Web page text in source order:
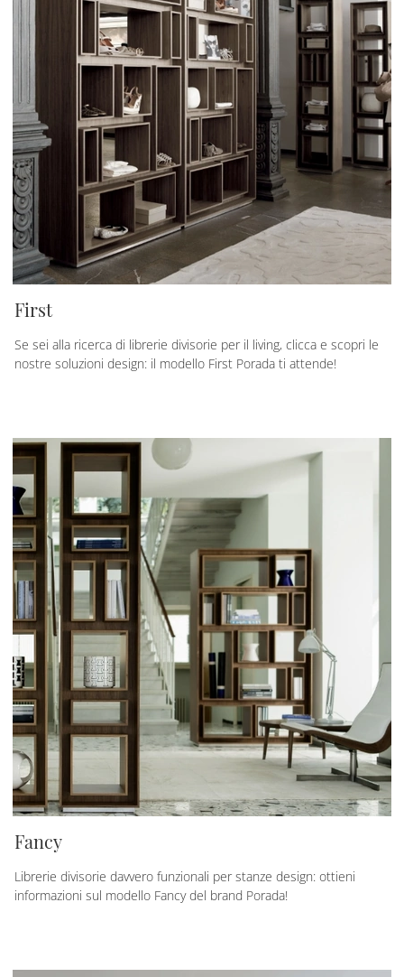
First
Se sei alla ricerca di librerie divisorie per il living, clicca e scopri le
nostre soluzioni design: il modello First Porada ti attende!
Fancy
Librerie divisorie davvero funzionali per stanze design: ottieni
informazioni sul modello Fancy del brand Porada!